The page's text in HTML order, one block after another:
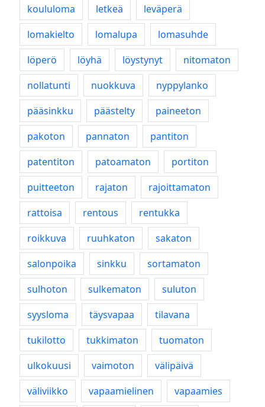
koululoma
letkeä
leväperä
lomakielto
lomalupa
lomasuhde
löperö
löyhä löystynyt
nitomaton
nollatunti
nuokkuva
nyppylanko
pääsinkku
päästelty
paineeton
pakoton
pannaton
pantiton
patentiton
patoamaton
portiton
puitteeton
rajaton
rajoittamaton
rattoisa
rentous
rentukka
roikkuva
ruuhkaton
sakaton
salonpoika
sinkku
sortamaton
sulhoton
sulkematon
suluton
syysloma
täysvapaa
tilavana
tukilotto
tukkimaton
tuomaton
ulkokuusi
vaimoton
välipäivä
väliviikko
vapaamielinen vapaamies